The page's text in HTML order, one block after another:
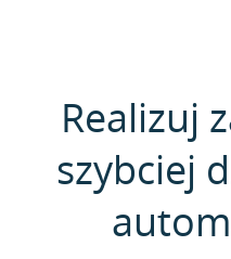
Realizuj
szybciej